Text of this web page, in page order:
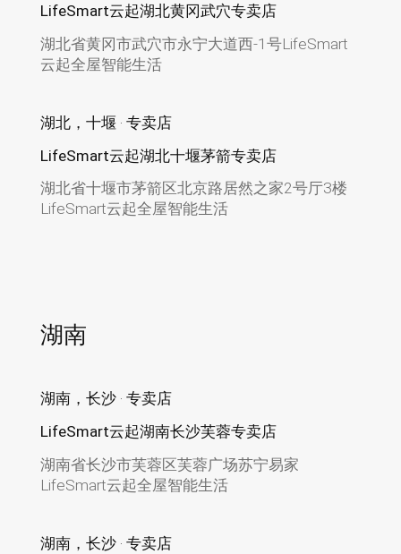
LifeSmart云起湖北黄冈武穴专卖店
湖北省黄冈市武穴市永宁大道西-1号LifeSmart
云起全屋智能生活
湖北，十堰 · 专卖店
LifeSmart云起湖北十堰茅箭专卖店
湖北省十堰市茅箭区北京路居然之家2号厅3楼
LifeSmart云起全屋智能生活
湖南
湖南，长沙 · 专卖店
LifeSmart云起湖南长沙芙蓉专卖店
湖南省长沙市芙蓉区芙蓉广场苏宁易家
LifeSmart云起全屋智能生活
湖南，长沙 · 专卖店